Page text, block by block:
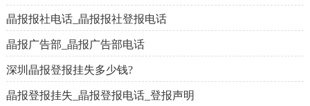
晶报报社电话_晶报报社登报电话
晶报广告部_晶报广告部电话
深圳晶报登报挂失多少钱?
晶报登报挂失_晶报登报电话_登报声明